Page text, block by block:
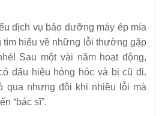
dịch vụ bảo dưỡng máy ép mía
tìm hiểu về những lỗi thường gặp
Sau một vài năm hoạt động,
dấu hiệu hỏng hóc và bị cũ đi.
qua nhưng đôi khi nhiều lỗi mà
“bác sĩ”.